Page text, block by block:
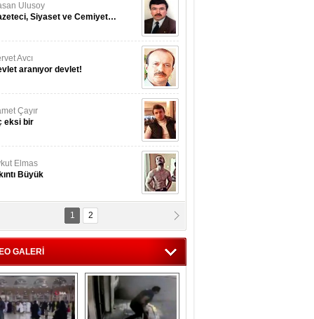
Ulusoy
Siyaset ve Cemiyet…
Avcı
aranıyor devlet!
Çayır
eksi bir
Elmas
Büyük
Akyol
...!
1 2
GALERİ